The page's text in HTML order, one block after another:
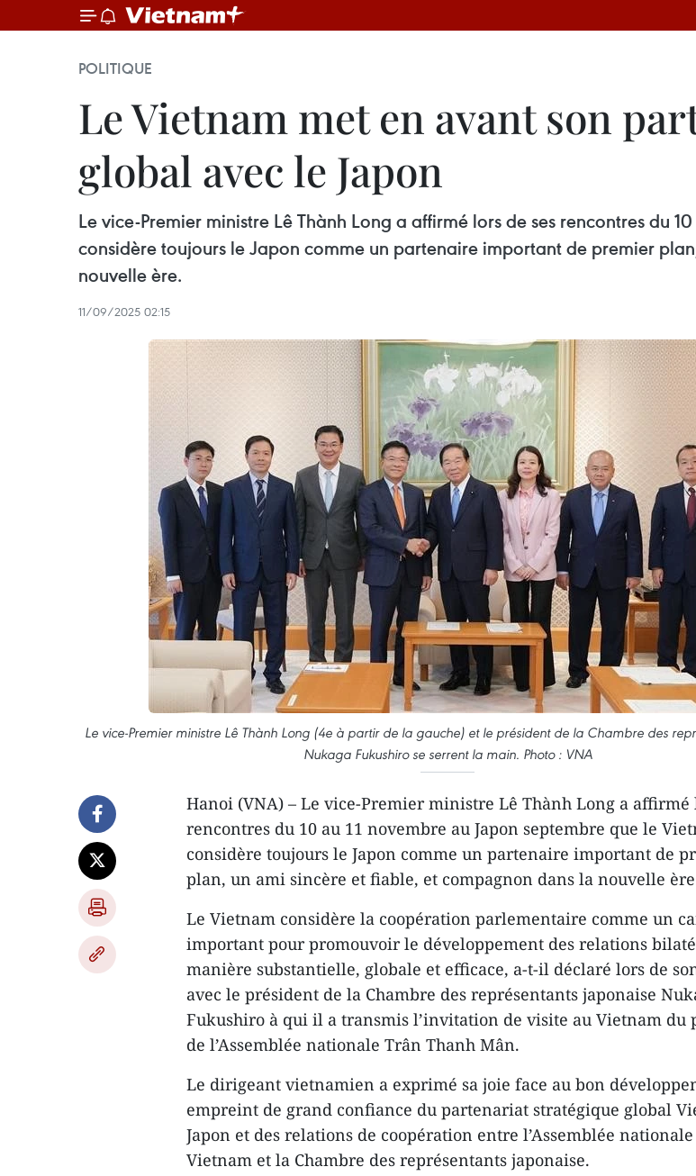
POLITIQUE
Le Vietnam met en avant son
global avec le Japon
Le vice-Premier ministre Lê Thành Long a affirmé lors de ses rencontres du
considère toujours le Japon comme un partenaire important de premier
nouvelle ère.
11/09/2025 02:15
Le vice-Premier ministre Lê Thành Long (4e à partir de la gauche) et le président de la Chambre des
Nukaga Fukushiro se serrent la main. Photo : VNA
Hanoi (VNA) – Le vice-Premier ministre Lê Thành Long a affirmé
rencontres du 10 au 11 novembre au Japon septembre que le
considère toujours le Japon comme un partenaire important de
plan, un ami sincère et fiable, et compagnon dans la nouvelle
Le Vietnam considère la coopération parlementaire comme un
important pour promouvoir le développement des relations
manière substantielle, globale et efficace, a-t-il déclaré lors de
avec le président de la Chambre des représentants japonaise
Fukushiro à qui il a transmis l’invitation de visite au Vietnam du
de l’Assemblée nationale Trân Thanh Mân.
Le dirigeant vietnamien a exprimé sa joie face au bon
empreint de grand confiance du partenariat stratégique global
Japon et des relations de coopération entre l’Assemblée
Vietnam et la Chambre des représentants japonaise.